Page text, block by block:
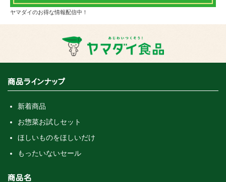
ヤマダイのお得な情報配信中！
商品ラインナップ
新着商品
お惣菜お試しセット
ほしいものをほしいだけ
もったいないセール
商品名